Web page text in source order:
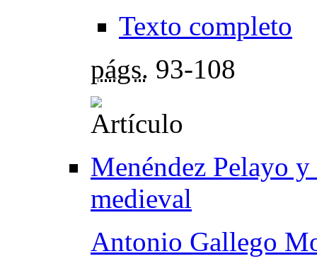
Texto completo
págs. 93-108
Menéndez Pelayo
medieval
Antonio Gallego